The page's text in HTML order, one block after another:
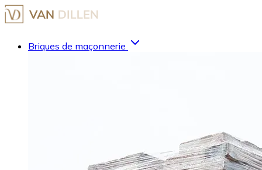
Briques de maçonnerie